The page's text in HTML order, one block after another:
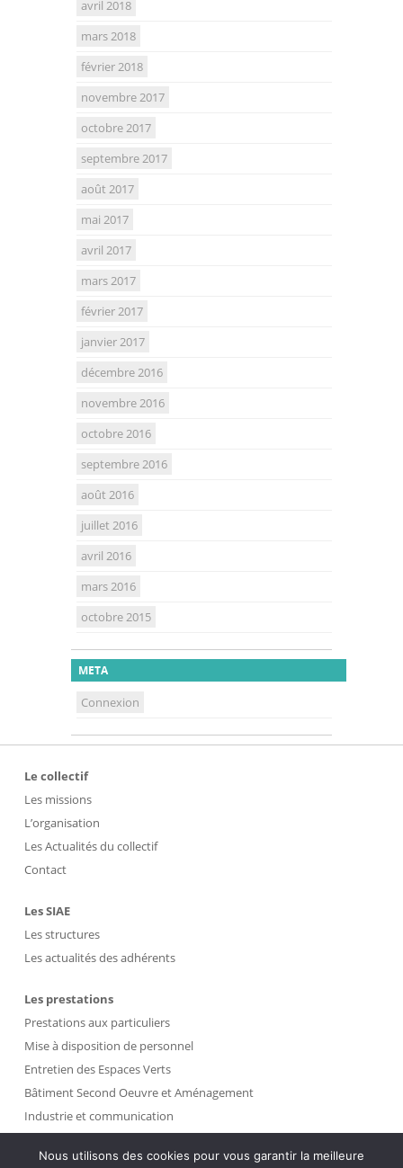
avril 2018
mars 2018
février 2018
novembre 2017
octobre 2017
septembre 2017
août 2017
mai 2017
avril 2017
mars 2017
février 2017
janvier 2017
décembre 2016
novembre 2016
octobre 2016
septembre 2016
août 2016
juillet 2016
avril 2016
mars 2016
octobre 2015
META
Connexion
Le collectif
Les missions
L’organisation
Les Actualités du collectif
Contact
Les SIAE
Les structures
Les actualités des adhérents
Les prestations
Prestations aux particuliers
Mise à disposition de personnel
Entretien des Espaces Verts
Bâtiment Second Oeuvre et Aménagement
Industrie et communication
Nous utilisons des cookies pour vous garantir la meilleure